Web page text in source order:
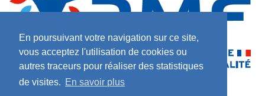
En poursuivant votre navigation sur ce site,
vous acceptez l'utilisation de cookies ou
autres traceurs pour réaliser des statistiques
de visites. En savoir plus